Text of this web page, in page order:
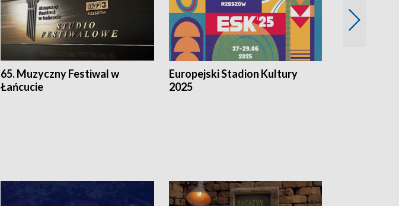
65. Muzyczny Festiwal w
Łańcucie
Europejski Stadion Kultury
2025